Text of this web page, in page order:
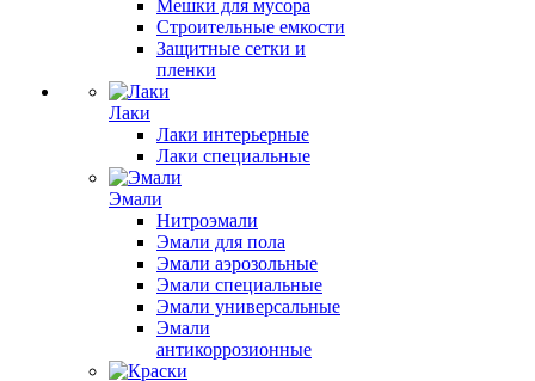
Мешки для мусора
Строительные емкости
Защитные сетки и
пленки
Лаки
Лаки интерьерные
Лаки специальные
Эмали
Нитроэмали
Эмали для пола
Эмали аэрозольные
Эмали специальные
Эмали универсальные
Эмали
антикоррозионные